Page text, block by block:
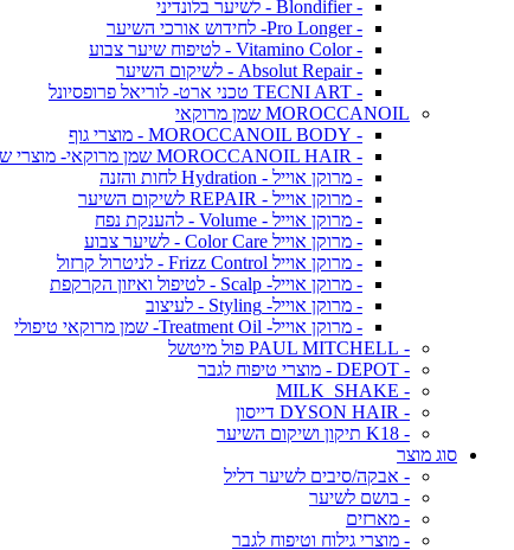
- Blondifier - לשיער בלונדיני
- Pro Longer- לחידוש אורכי השיער
- Vitamino Color - לטיפוח שיער צבוע
- Absolut Repair - לשיקום השיער
- TECNI ART טכני ארט- לוריאל פרופסיונל
MOROCCANOIL שמן מרוקאי
- MOROCCANOIL BODY - מוצרי גוף
- MOROCCANOIL HAIR שמן מרוקאי- מוצרי שיער
- מרוקן אוייל - Hydration לחות והזנה
- מרוקן אוייל - REPAIR לשיקום השיער
- מרוקן אוייל - Volume - להענקת נפח
- מרוקן אוייל Color Care - לשיער צבוע
- מרוקן אוייל Frizz Control - לניטרול קרזול
- מרוקן אוייל- Scalp - לטיפול ואיזון הקרקפת
- מרוקן אוייל- Styling - לעיצוב
- מרוקן אוייל- Treatment Oil- שמן מרוקאי טיפולי
- PAUL MITCHELL פול מיטשל
- DEPOT - מוצרי טיפוח לגבר
- MILK_SHAKE
- DYSON HAIR דייסון
- K18 תיקון ושיקום השיער
סוג מוצר
- אבקה/סיבים לשיער דליל
- בושם לשיער
- מארזים
- מוצרי גילוח וטיפוח לגבר